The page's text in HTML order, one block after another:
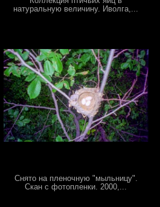
натуральную величину. Иволга,...
Снято на пленочную "мыльницу".
Скан с фотопленки. 2000,...